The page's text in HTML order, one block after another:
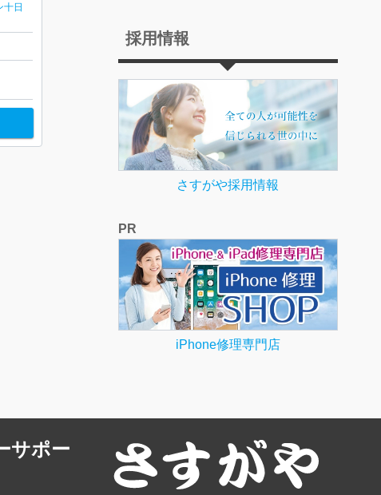
十日
採用情報
さすがや採用情報
PR
iPhone修理専門店
サポー